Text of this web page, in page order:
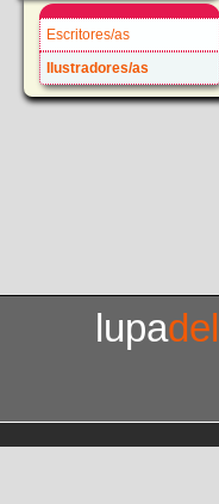
Escritores/as
Ilustradores/as
lupadel